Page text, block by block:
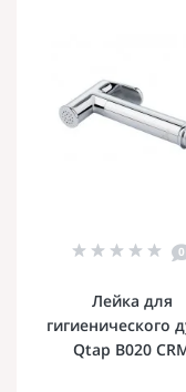
0
Лейка для
гигиенического
Qtap B020